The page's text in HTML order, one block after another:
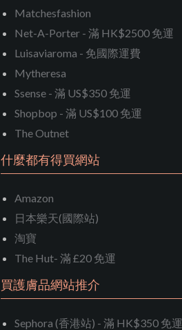
Matchesfashion
Net-A-Porter - 滿 HK$2500 免運
Luisaviaroma - 免國際運費
Mytheresa
Ssense - 滿 US$350 免運
Shopbop - 滿 US$100 免運
The Outnet
什麼都有得買網站
Amazon
日本樂天(國際站)
淘寶
The Hut- 滿 £20 免運
買護膚品網站推介
Sephora (香港站) - 滿 HK$350 免運